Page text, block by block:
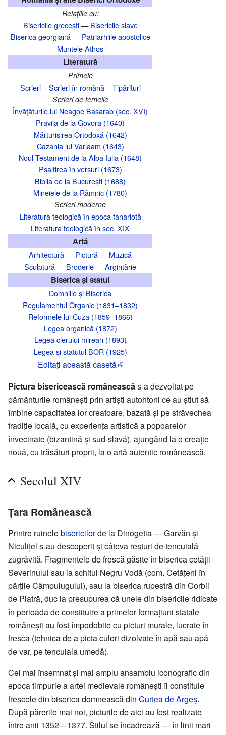
Relațiile cu:
Bisericile grecești—Bisericile slave
Biserica georgiană—Patriarhiile apostolice
Muntele Athos
Literatură
Primele
Scrieri–Scrieri în română–Tipărituri
Scrieri de temelie
Învățăturile lui Neagoe Basarab (sec. XVI)
Pravila de la Govora (1640)
Mărturisirea Ortodoxă (1642)
Cazania lui Varlaam (1643)
Noul Testament de la Alba Iulia (1648)
Psaltirea în versuri (1673)
Biblia de la București (1688)
Mineiele de la Râmnic (1780)
Scrieri moderne
Literatura teologică în epoca fanariotă
Literatura teologică în sec. XIX
Artă
Arhitectură—Pictură—Muzică
Sculptură—Broderie—Argintărie
Biserica și statul
Domniile și Biserica
Regulamentul Organic (1831–1832)
Reformele lui Cuza (1859–1866)
Legea organică (1872)
Legea clerului mirean (1893)
Legea și statutul BOR (1925)
Editaţi această casetă
Pictura bisericească românească s-a dezvoltat pe
pământurile românești prin artiști autohtoni ce au știut să
îmbine capacitatea lor creatoare, bazată și pe străvechea
tradiţie locală, cu experiența artistică a popoarelor
învecinate (bizantină și sud-slavă), ajungând la o creație
nouă, cu trăsături proprii, la o artă autentic românească.
Secolul XIV
Țara Românească
Printre ruinelebisericilorde la Dinogetia — Garvăn și
Niculițel s-au descoperit și câteva resturi de tencuială
zugrăvită. Fragmentele de frescă găsite în biserica cetății
Severinului sau la schitul Negru Vodă (com. Cetățeni în
părțile Câmpulugului), sau la biserica rupestră din Corbii
de Piatră, duc la presupurea că unele din bisericile ridicate
în perioada de constituire a primelor formațiuni statale
românești au fost împodobite cu picturi murale, lucrate în
fresca (tehnica de a picta culori dizolvate în apă sau apă
de var, pe tencuiala umedă).
Cel mai însemnat și mai amplu ansamblu iconografic din
epoca timpurie a artei medievale românești îl constituie
frescele din biserica domnească din Curtea de Argeș.
După părerile mai noi, picturile de aici au fost realizate
între anii 1352—1377. Stilul se încadrează — în linii mari